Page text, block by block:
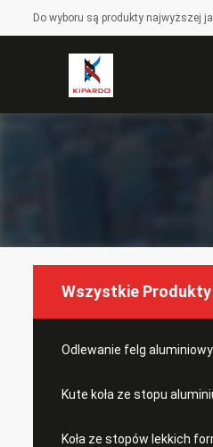
Do wyboru są produkty najwyższej
Wszystkie Produkty
Odlewanie felg
Kute koła ze stopu
Koła ze stopów lekkich